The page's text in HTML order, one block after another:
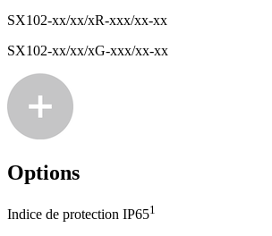
SX102-xx/xx/xR-xxx/xx-xx
SX102-xx/xx/xG-xxx/xx-xx
Options
Indice de protection IP651